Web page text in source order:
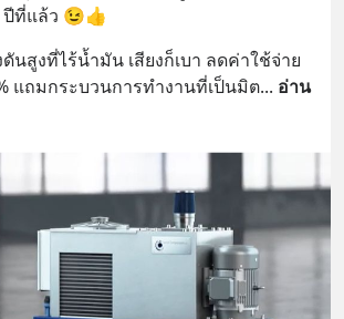
ปีที่แล้ว 😉👍
นสูงที่ไร้น้ำมัน เสียงก็เบา ลดค่าใช้จ่าย
แถมกระบวนการทำงานที่เป็นมิต... อ่าน